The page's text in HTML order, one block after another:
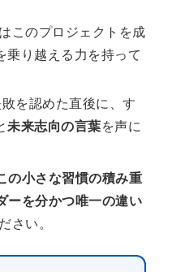
このプロジェクトを成
乗り越える力を持って
を認めた直後に、す
未来志向の言葉を声に
の小さな習慣の積み重
ーを分かつ唯一の違い
さい。